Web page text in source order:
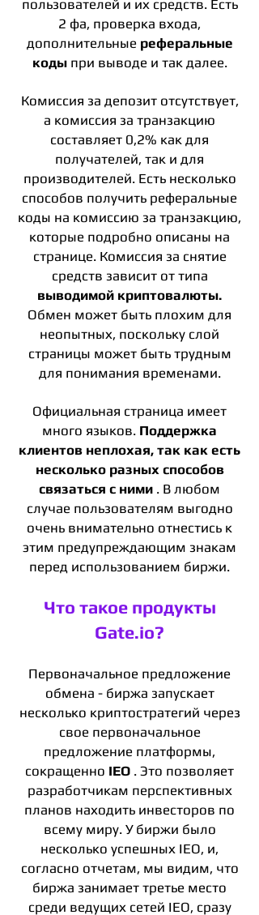
пользователей и их средств. Есть
2 фа, проверка входа,
дополнительные реферальные
кодыпри выводе и так далее.
Комиссия за депозит отсутствует,
а комиссия за транзакцию
составляет 0,2% как для
получателей, так и для
производителей. Есть несколько
способов получить реферальные
коды на комиссию за транзакцию,
которые подробно описаны на
странице. Комиссия за снятие
средств зависит от типа
выводимой криптовалюты.
Обмен может быть плохим для
неопытных, поскольку слой
страницы может быть трудным
для понимания временами.
Официальная страница имеет
много языков. Поддержка
клиентов неплохая, так как есть
несколько разных способов
связаться с ними . В любом
случае пользователям выгодно
очень внимательно отнестись к
этим предупреждающим знакам
перед использованием биржи.
Что такое продукты
Gate.io?
Первоначальное предложение
обмена - биржа запускает
несколько криптостратегий через
свое первоначальное
предложение платформы,
сокращенно IEO . Это позволяет
разработчикам перспективных
планов находить инвесторов по
всему миру. У биржи было
несколько успешных IEO, и,
согласно отчетам, мы видим, что
биржа занимает третье место
среди ведущих сетей IEO, сразу